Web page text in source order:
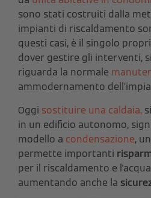
sono stati costruiti dalla
impianti di riscaldamento
questi casi, è il singolo
dover gestire gli interventi,
riguarda la normale
ammodernamento
Oggi sostituire una caldaia,
in un edificio autonomo,
modello a condensazione,
permette importanti
per il riscaldamento e
aumentando anche la